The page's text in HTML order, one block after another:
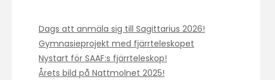
Dags att anmäla sig till Sagittarius 2026!
Gymnasieprojekt med fjärrteleskopet
Nystart för SAAF:s fjärrteleskop!
Årets bild på Nattmolnet 2025!